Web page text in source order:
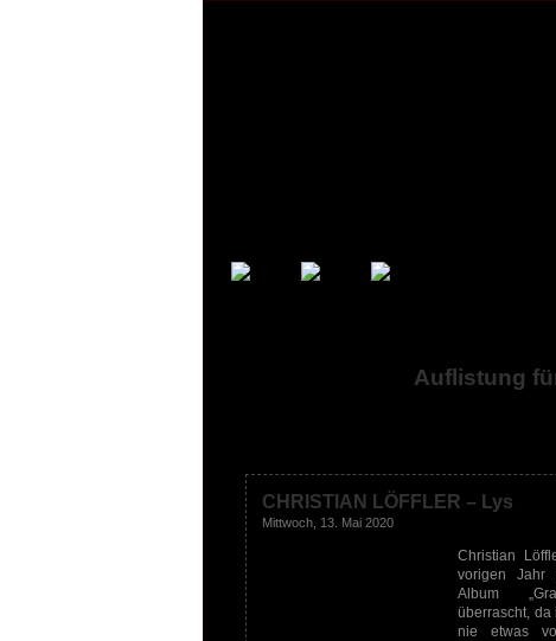
Auflistung
CHRISTIAN LÖFFLER – Lys
Mittwoch, 13. Mai 2020
Christian
vorigen Jahr
Album
überrascht, da
nie etwas